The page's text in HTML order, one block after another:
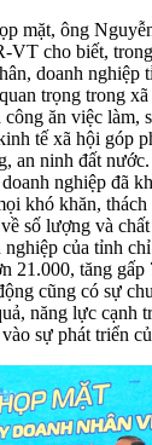
mặt, ông
cho biết, trong
doanh
trọng trong
ăn việc làm,
tế xã hội góp
an ninh đất
nghiệp đã
khó khăn,
số lượng và
nghiệp của tỉnh
21.000, tăng
cũng có sự
năng lực cạnh
sự phát triển